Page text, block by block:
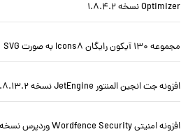
Optimizer نسخه 1.8.4.2
مجموعه 130 آیکون رایگان Icons8 به صورت SVG
افزونه جت انجین المنتور JetEngine نسخه 3.8.13.2
افزونه امنیتی Wordfence Security وردپرس نسخه 8.1.4